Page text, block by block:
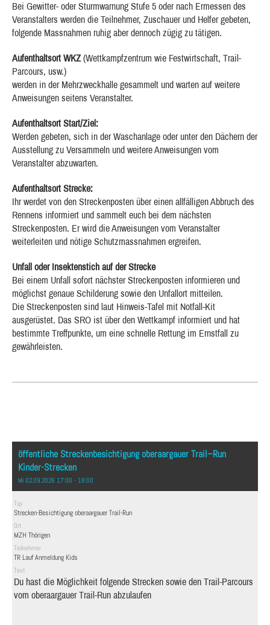
Bei Gewitter- oder Sturmwarnung Stufe 5 oder nach Ermessen des
Veranstalters werden die Teilnehmer, Zuschauer und Helfer gebeten,
folgende Massnahmen ruhig aber dennoch zügig zu tätigen.
Aufenthaltsort WKZ(Wettkampfzentrum wie Festwirtschaft, Trail-
Parcours, usw.)
werden in der Mehrzweckhalle gesammelt und warten auf weitere
Anweisungen seitens Veranstalter.
Aufenthaltsort Start/Ziel:
Werden gebeten, sich in der Waschanlage oder unter den Dächern der
Ausstellung zu Versammeln und weitere Anweisungen vom
Veranstalter abzuwarten.
Aufenthaltsort Strecke:
Ihr werdet von den Streckenposten über einen allfälligen Abbruch des
Rennens informiert und sammelt euch bei dem nächsten
Streckenposten. Er wird die Anweisungen vom Veranstalter
weiterleiten und nötige Schutzmassnahmen ergreifen.
Unfall oder Insektenstich auf der Strecke
Bei einem Unfall sofort nächster Streckenposten informieren und
möglichst genaue Schilderung sowie den Unfallort mitteilen.
Die Streckenposten sind laut Hinweis-Tafel mit Notfall-Kit
ausgerüstet. Das SRO ist über den Wettkampf informiert und hat
bestimmte Treffpunkte, um eine schnelle Rettung im Ernstfall zu
gewährleisten.
öffentliche Streckenbesichtigung oberaargauer Trail–Run
Kinder-Strecken
Mi 02.09.2026 17:00 - 18:00
Typ
Strecken-Besichtigung oberaargauer Trail-Run
Ort
MZH Thörigen
Teilnehmer
TR Lauf Anmeldung Kids
Text
Du hast die Möglichkeit folgende Strecken sowie den Trail-Parcours
vom oberaargauer Trail-Run abzulaufen